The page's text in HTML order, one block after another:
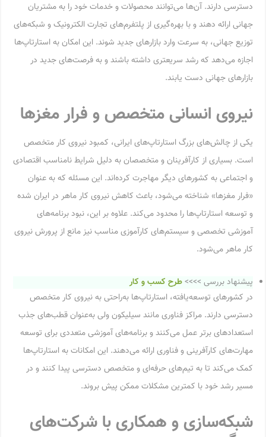
دسترسی دارند. آن‌ها می‌توانند محصولات و خدمات خود را به مشتریان
جهانی ارائه دهند و با بهره‌گیری از پلتفرم‌های تجارت الکترونیک و شبکه‌های
توزیع جهانی، به سرعت وارد بازارهای جدید شوند. این امکان به استارتاپ‌ها
اجازه می‌دهد که رشد سریعتری داشته باشند و به فرصت‌های جدید در
بازارهای جهانی دست یابند.
نیروی انسانی متخصص و فرار مغزها
یکی از چالش‌های بزرگ استارتاپ‌های ایرانی، کمبود نیروی کار متخصص
است. بسیاری از کارآفرینان و متخصصان به دلیل شرایط نامناسب اقتصادی
و اجتماعی به کشورهای دیگر مهاجرت کرده‌اند. این مسئله که به عنوان
«فرار مغزها» شناخته می‌شود، باعث کاهش نیروی کار ماهر در ایران شده
و توسعه استارتاپ‌ها را محدود می‌کند. علاوه بر این، نبود برنامه‌های
آموزشی تخصصی و سیستم‌های کارآموزی مناسب نیز مانع از پرورش نیروی
کار ماهر می‌شود.
پیشنهاد بررسی >>>>طرح کسب و کار
در کشورهای توسعه‌یافته، استارتاپ‌ها به‌راحتی به نیروی کار متخصص
دسترسی دارند. مراکز فناوری مانند سیلیکون ولی به‌عنوان قطب‌های جذب
استعدادهای برتر عمل می‌کنند و برنامه‌های آموزشی متعددی برای توسعه
مهارت‌های کارآفرینی و فناوری ارائه می‌دهند. این امکانات به استارتاپ‌ها
کمک می‌کند تا به تیم‌های حرفه‌ای و متخصص دسترسی پیدا کنند و در
مسیر رشد خود با کمترین مشکلات ممکن پیش بروند.
شبکه‌سازی و همکاری با شرکت‌های